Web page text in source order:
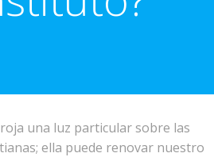
una luz particular sobre las
ella puede renovar nuestro